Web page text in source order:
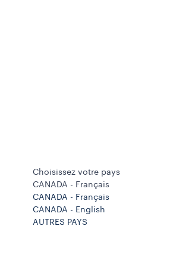
Choisissez votre pays
CANADA - Français
CANADA - Français
CANADA - English
AUTRES PAYS